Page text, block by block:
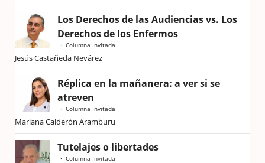
Los Derechos de las Audiencias vs. Los
Derechos de los Enfermos
Columna Invitada
Jesús Castañeda Nevárez
Réplica en la mañanera: a ver si se
atreven
Columna Invitada
Mariana Calderón Aramburu
Tutelajes o libertades
Columna Invitada